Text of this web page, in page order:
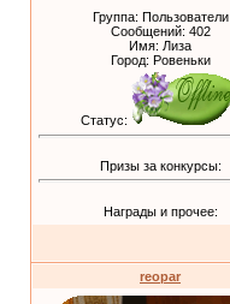
Группа: Пользователи
Сообщений: 402
Имя: Лиза
Город: Ровеньки
Статус:
Призы за конкурсы:
Награды и прочее:
reopar